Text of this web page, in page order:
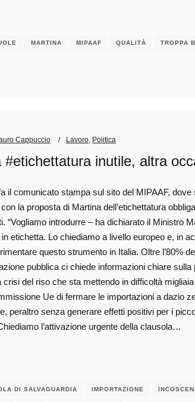
MARTINA MIPAAF QUALITÀ TROPPA
Cappuccio Lavoro Politica
#etichettatura inutile, altra
il comunicato stampa sul sito del MIPAAF, dove
la proposta di Martina dell’etichettatura
“Vogliamo introdurre – ha dichiarato il Ministro
in etichetta. Lo chiediamo a livello europeo e, in
questo strumento in Italia. Oltre l’80%
pubblica ci chiede informazioni chiare
crisi del riso che sta mettendo in difficoltà
Ue di fermare le importazioni a dazio
peraltro senza generare effetti positivi per i
l’attivazione urgente della clausola…
DI SALVAGUARDIA IMPORTAZIONE